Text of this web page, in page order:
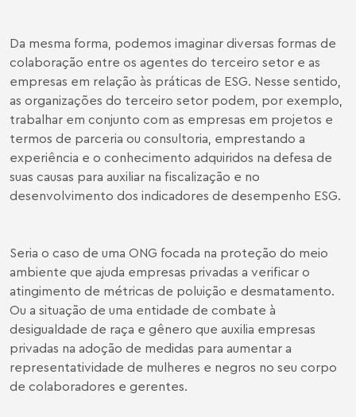
Da mesma forma, podemos imaginar diversas formas de
colaboração entre os agentes do terceiro setor e as
empresas em relação às práticas de ESG. Nesse sentido,
as organizações do terceiro setor podem, por exemplo,
trabalhar em conjunto com as empresas em projetos e
termos de parceria ou consultoria, emprestando a
experiência e o conhecimento adquiridos na defesa de
suas causas para auxiliar na fiscalização e no
desenvolvimento dos indicadores de desempenho ESG.
Seria o caso de uma ONG focada na proteção do meio
ambiente que ajuda empresas privadas a verificar o
atingimento de métricas de poluição e desmatamento.
Ou a situação de uma entidade de combate à
desigualdade de raça e gênero que auxilia empresas
privadas na adoção de medidas para aumentar a
representatividade de mulheres e negros no seu corpo
de colaboradores e gerentes.